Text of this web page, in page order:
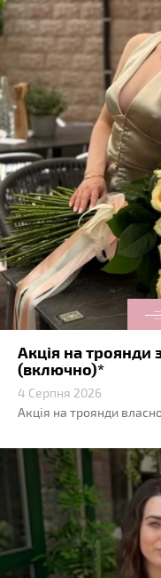
Акція на троянди
(включно)*
4 Серпня 2026
Акція на троянди